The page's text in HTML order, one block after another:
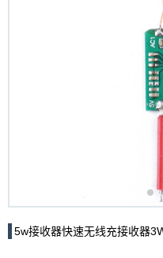
5w接收器快速无线充接收器